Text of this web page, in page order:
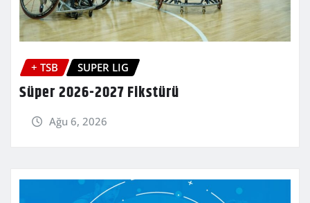
+ TSB SUPER LIG
Süper 2026-2027 Fikstürü
Ağu 6, 2026